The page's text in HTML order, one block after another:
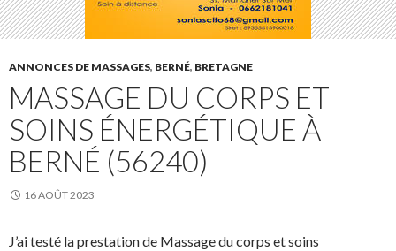
ANNONCES DE MASSAGES, BERNÉ, BRETAGNE
MASSAGE DU CORPS ET
SOINS ÉNERGÉTIQUE À
BERNÉ (56240)
16 AOÛT 2023
J’ai testé la prestation de Massage du corps et soins